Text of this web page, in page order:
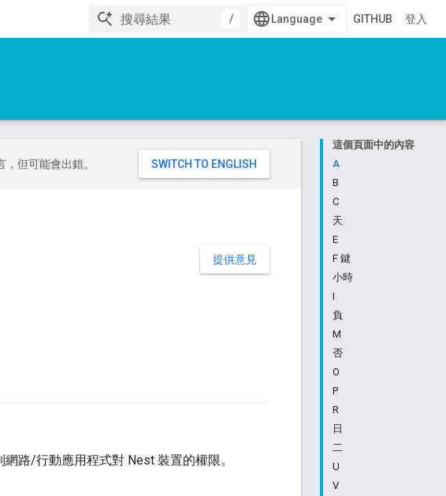
/
GITHUB 登入
這個頁面中的內容
A
B
C
天
E
F 鍵
小時
I
負
M
否
O
P
R
日
二
U
V
但可能會出錯。
提供意見
路/行動應用程式對 Nest 裝置的權限。